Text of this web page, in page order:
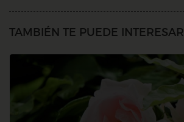
TAMBIÉN TE PUEDE INTERESAR